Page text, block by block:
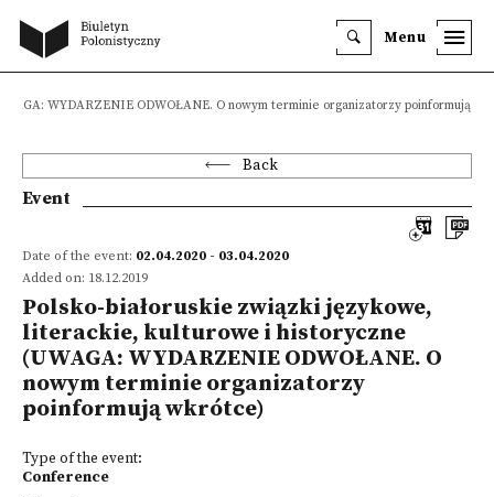
Menu
WYDARZENIE ODWOŁANE. O nowym terminie organizatorzy poinformują
Back
Event
Date of the event: 02.04.2020 - 03.04.2020
Added on: 18.12.2019
Polsko-białoruskie związki językowe,
literackie, kulturowe i historyczne
(UWAGA: WYDARZENIE ODWOŁANE. O
nowym terminie organizatorzy
poinformują wkrótce)
Type of the event:
Conference